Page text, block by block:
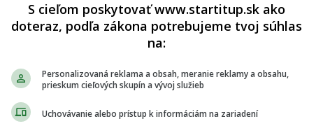
aj ako vitamín B3 či kyselina nikotínová, sa
zdravia. Tento vitamín prispieva k správnej
zdravie pokožky, ovplyvňuje trávenie a má
metabolizme.
S cieľom poskytovať www.startitup.sk ako
doteraz, podľa zákona potrebujeme tvoj súhlas
na:
Personalizovaná reklama a obsah, meranie reklamy a obsahu,
prieskum cieľových skupín a vývoj služieb
Uchovávanie alebo prístup k informáciám na zariadení